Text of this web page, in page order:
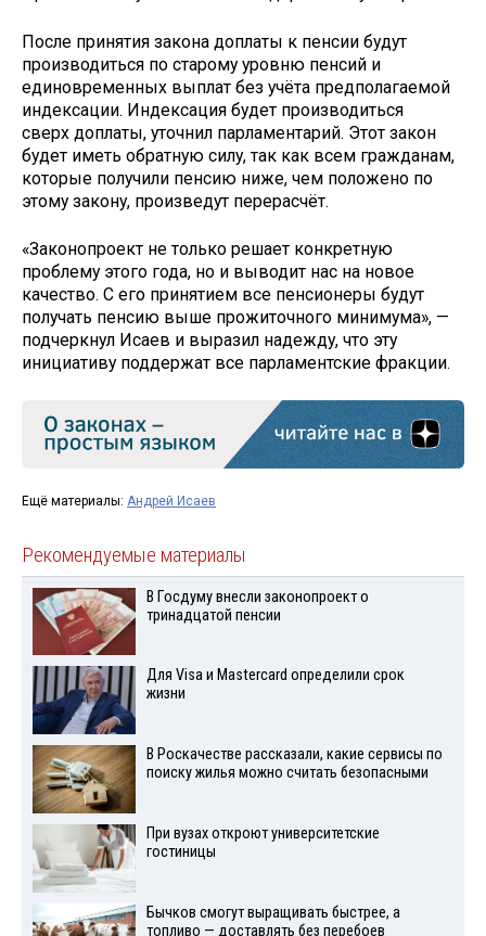
После принятия закона доплаты к пенсии будут
производиться по старому уровню пенсий и
единовременных выплат без учёта предполагаемой
индексации. Индексация будет производиться
сверх доплаты, уточнил парламентарий. Этот закон
будет иметь обратную силу, так как всем гражданам,
которые получили пенсию ниже, чем положено по
этому закону, произведут перерасчёт.
«Законопроект не только решает конкретную
проблему этого года, но и выводит нас на новое
качество. С его принятием все пенсионеры будут
получать пенсию выше прожиточного минимума», —
подчеркнул Исаев и выразил надежду, что эту
инициативу поддержат все парламентские фракции.
Ещё материалы: Андрей Исаев
Рекомендуемые материалы
В Госдуму внесли законопроект о
тринадцатой пенсии
Для Visа и Mastercard определили срок
жизни
В Роскачестве рассказали, какие сервисы по
поиску жилья можно считать безопасными
При вузах откроют университетские
гостиницы
Бычков смогут выращивать быстрее, а
топливо — доставлять без перебоев